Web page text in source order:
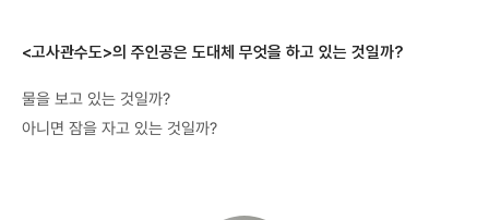
<고사관수도>의 주인공은 도대체 무엇을 하고 있는 것일까?
물을 보고 있는 것일까?
아니면 잠을 자고 있는 것일까?